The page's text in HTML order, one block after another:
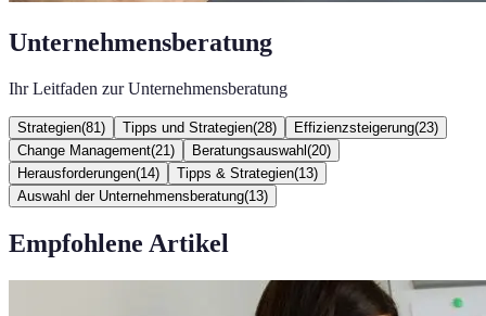
Unternehmensberatung
Ihr Leitfaden zur Unternehmensberatung
Strategien(81 ) Tipps und Strategien(28) Effizienzsteigerung(23)
Change Management(21 ) Beratungsauswahl (20)
Herausforderungen(14) Tipps & Strategien(13)
Auswahl der Unternehmensberatung(13)
Empfohlene Artikel